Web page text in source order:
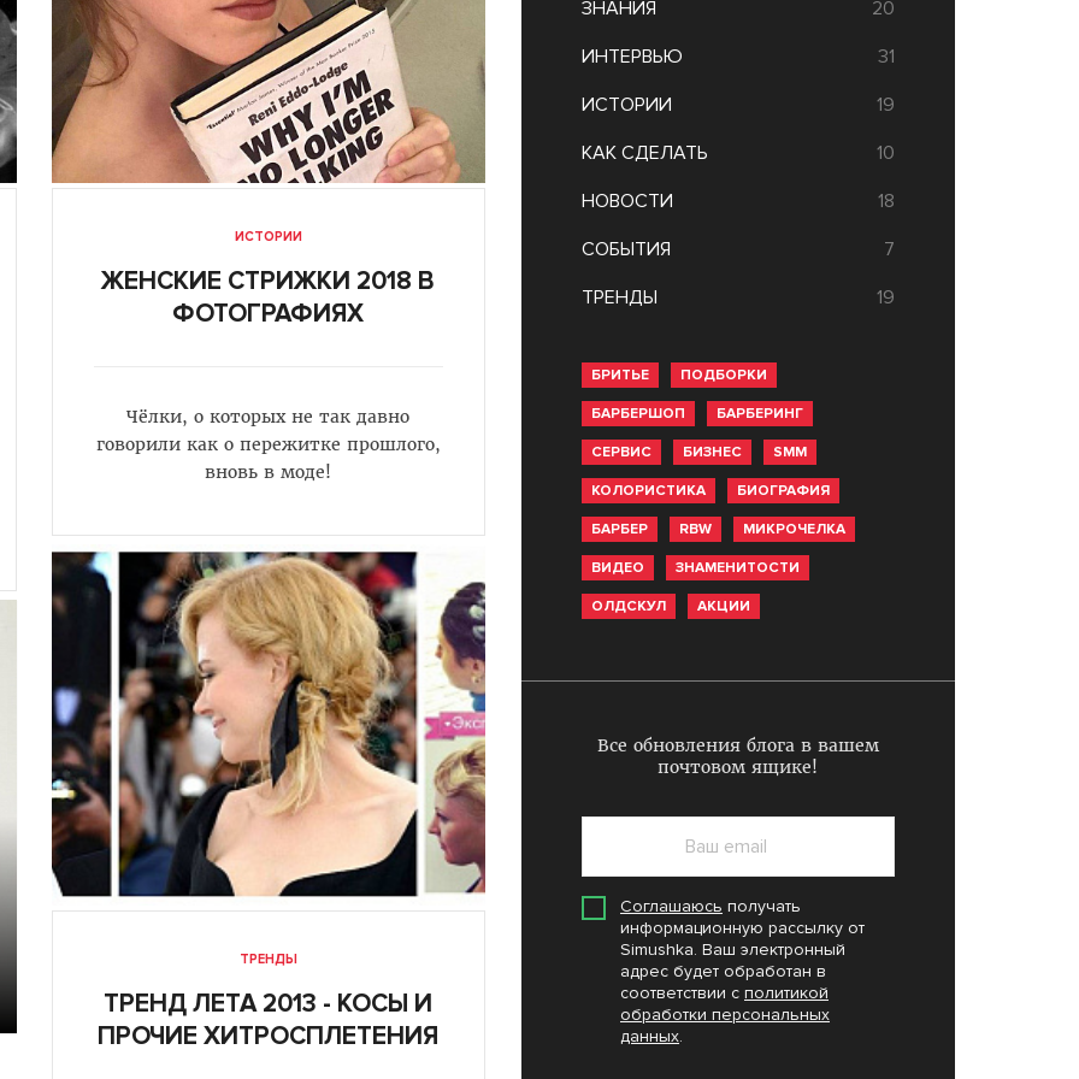
ИСТОРИИ
ЖЕНСКИЕ СТРИЖКИ 2018 В
ФОТОГРАФИЯХ
Чёлки, о которых не так давно
говорили как о пережитке прошлого,
вновь в моде!
ЗНАНИЯ
20
ИНТЕРВЬЮ
31
ИСТОРИИ
19
КАК СДЕЛАТЬ
10
НОВОСТИ
18
СОБЫТИЯ
7
ТРЕНДЫ
19
БРИТЬЕ ПОДБОРКИ
БАРБЕРШОП БАРБЕРИНГ
СЕРВИС БИЗНЕС SMM
КОЛОРИСТИКА БИОГРАФИЯ
БАРБЕР RBW МИКРОЧЕЛКА
ВИДЕО ЗНАМЕНИТОСТИ
ОЛДСКУЛ АКЦИИ
Все обновления блога в вашем
почтовом ящике!
Соглашаюсь получать
информационную рассылку от
Simushka. Ваш электронный
адрес будет обработан в
соответствии с политикой
обработки персональных
данных.
ТРЕНДЫ
ТРЕНД ЛЕТА 2013 - КОСЫ И
ПРОЧИЕ ХИТРОСПЛЕТЕНИЯ